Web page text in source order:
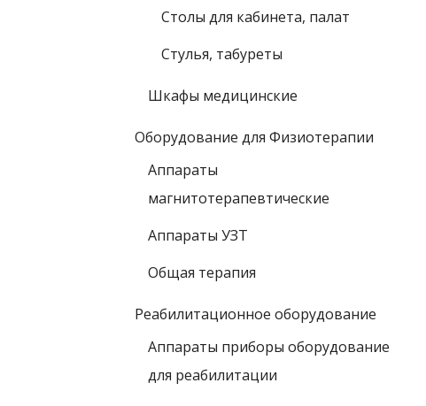
Столы для кабинета, палат
Стулья, табуреты
Шкафы медицинские
Оборудование для Физиотерапии
Аппараты
магнитотерапевтические
Аппараты УЗТ
Общая терапия
Реабилитационное оборудование
Аппараты приборы оборудование
для реабилитации